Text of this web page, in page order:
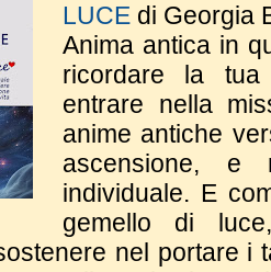
LUCE di Georgia
Anima antica in
ricordare la
entrare nella
anime antiche
ascensione, e
individuale. E
gemello di
nel portare i